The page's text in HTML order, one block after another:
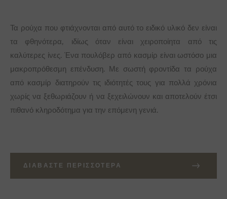
Τα ρούχα που φτιάχνονται από αυτό το ειδικό υλικό δεν είναι
τα φθηνότερα, ιδίως όταν είναι χειροποίητα από τις
καλύτερες ίνες. Ένα πουλόβερ από κασμίρ είναι ωστόσο μια
μακροπρόθεσμη επένδυση. Με σωστή φροντίδα τα ρούχα
από κασμίρ διατηρούν τις ιδιότητές τους για πολλά χρόνια
χωρίς να ξεθωριάζουν ή να ξεχειλώνουν και αποτελούν έτσι
πιθανό κληροδότημα για την επόμενη γενιά.
ΔΙΑΒΆΣΤΕ ΠΕΡΙΣΣΌΤΕΡΑ